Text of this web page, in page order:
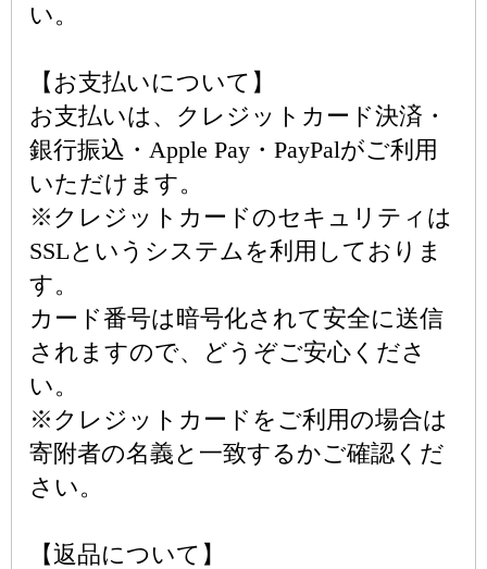
い。
【お支払いについて】
お支払いは、クレジットカード決済・
銀行振込・Apple Pay・PayPalがご利用
いただけます。
※クレジットカードのセキュリティは
SSLというシステムを利用しておりま
す。
カード番号は暗号化されて安全に送信
されますので、どうぞご安心くださ
い。
※クレジットカードをご利用の場合は
寄附者の名義と一致するかご確認くだ
さい。
【返品について】